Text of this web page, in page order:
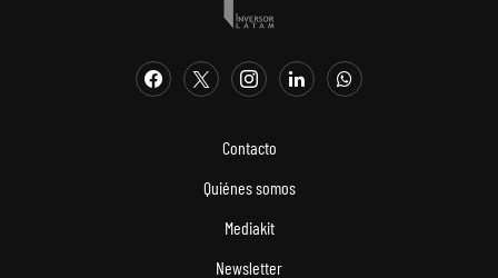
Contacto
Quiénes somos
Mediakit
Newsletter